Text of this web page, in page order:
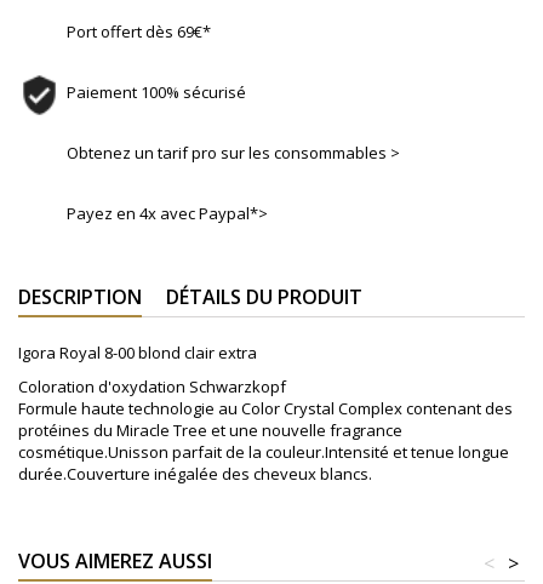
Port offert dès 69€*
Paiement 100% sécurisé
Obtenez un tarif pro sur les consommables >
Payez en 4x avec Paypal*>
DESCRIPTION DÉTAILS DU PRODUIT
Igora Royal 8-00 blond clair extra
Coloration d'oxydation Schwarzkopf
Formule haute technologie au Color Crystal Complex contenant des
protéines du Miracle Tree et une nouvelle fragrance
cosmétique.Unisson parfait de la couleur.Intensité et tenue longue
durée.Couverture inégalée des cheveux blancs.
VOUS AIMEREZ AUSSI >
<